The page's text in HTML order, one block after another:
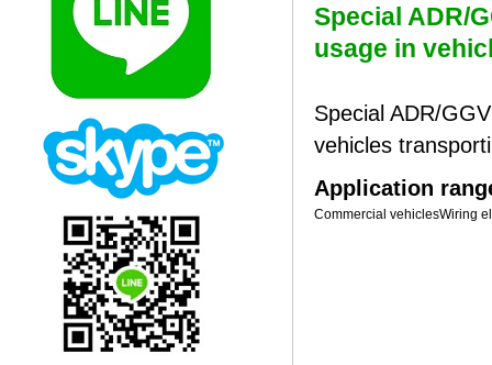
Special ADR/
usage in
Special ADR/
vehicles
Application
Commercial vehiclesWiring